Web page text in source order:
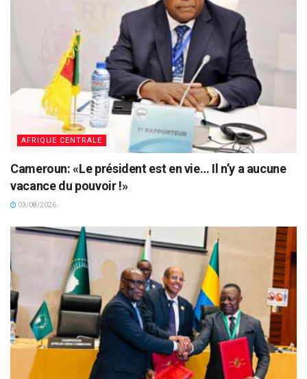
AFRIQUE CENTRALE
Cameroun: «Le président est en vie… Il n’y a aucune
vacance du pouvoir !»
03/08/2026